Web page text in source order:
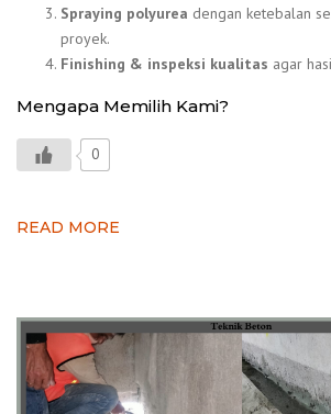
Spraying polyurea dengan ketebalan
proyek.
Finishing & inspeksi kualitas agar
Mengapa Memilih Kami?
0
READ MORE